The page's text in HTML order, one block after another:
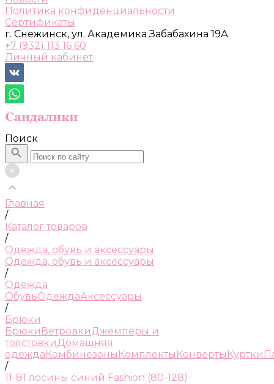
Политика конфиденциальности
Сертификаты
г. Снежинск, ул. Академика Забабахина 19А
+7 (932) 113 16 60
Личный кабинет
Поиск
Главная
/
Каталог товаров
/
Одежда, обувь и аксессуары
Одежда, обувь и аксессуары
/
Одежда
ОбувьОдеждаАксессуары
/
Брюки
Брюки ВетровкиДжемперы и
толстовкиДомашняя
одеждаКомбинезоны Комплекты Конверты Куртки
/
11-81 лосины синий Fashion (80-128)